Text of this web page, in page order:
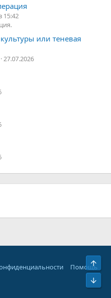
15:42
или теневая
27.07.2026
Помощь